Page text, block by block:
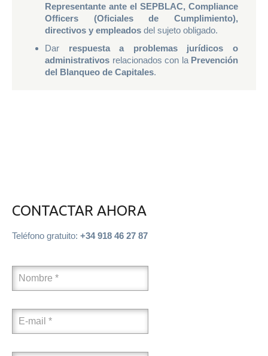
Representante ante el SEPBLAC, Compliance
Officers (Oficiales de Cumplimiento),
directivos y empleados del sujeto obligado.
Dar respuesta a problemas jurídicos o
administrativos relacionados con la Prevención
del Blanqueo de Capitales.
CONTACTAR AHORA
Teléfono gratuito: +34 918 46 27 87